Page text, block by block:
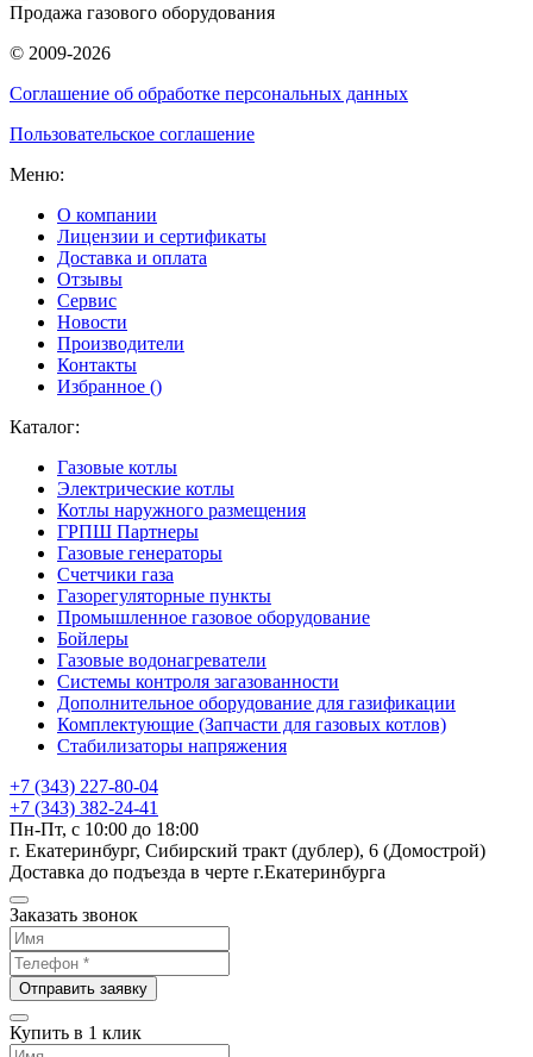
Продажа газового оборудования
© 2009-2026
Соглашение об обработке персональных данных
Пользовательское соглашение
Меню:
О компании
Лицензии и сертификаты
Доставка и оплата
Отзывы
Сервис
Новости
Производители
Контакты
Избранное ()
Каталог:
Газовые котлы
Электрические котлы
Котлы наружного размещения
ГРПШ Партнеры
Газовые генераторы
Счетчики газа
Газорегуляторные пункты
Промышленное газовое оборудование
Бойлеры
Газовые водонагреватели
Системы контроля загазованности
Дополнительное оборудование для газификации
Комплектующие (Запчасти для газовых котлов)
Стабилизаторы напряжения
+7 (343) 227-80-04
+7 (343) 382-24-41
Пн-Пт, с 10:00 до 18:00
г. Екатеринбург, Сибирский тракт (дублер), 6 (Домострой)
Доставка до подъезда в черте г.Екатеринбурга
Заказать звонок
Отправить заявку
Купить в 1 клик